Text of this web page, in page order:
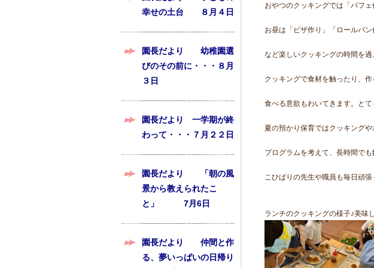
幸せの土台 ８月４日
園長だより 幼稚園選
びのその前に・・・８月
３日
園長だより 一学期が終
わって・・・７月２２日
園長だより 「朝の風
景から教えられたこ
と」 7月6日
園長だより 仲間と作
る、夢いっぱいの日帰り
おやつのクッキングでは「パフェ
お昼は「ピザ作り」「ロールパン
など楽しいクッキングの時間を
クッキングで食材を触ったり、
食べる意欲もわいてきます。と
夏の預かり保育ではクッキング
プログラムを考えて、長時間で
こひばりの先生や職員も毎日頑張
ランチのクッキングの様子♪美味